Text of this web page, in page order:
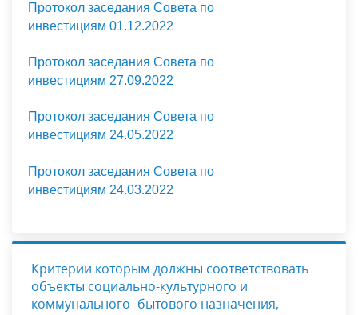
Протокол заседания Совета по
инвестициям 01.12.2022
Протокол заседания Совета по
инвестициям 27.09.2022
Протокол заседания Совета по
инвестициям 24.05.2022
Протокол заседания Совета по
инвестициям 24.03.2022
Критерии которым должны соответствовать
объекты социально-культурного и
коммунального -бытового назначения,